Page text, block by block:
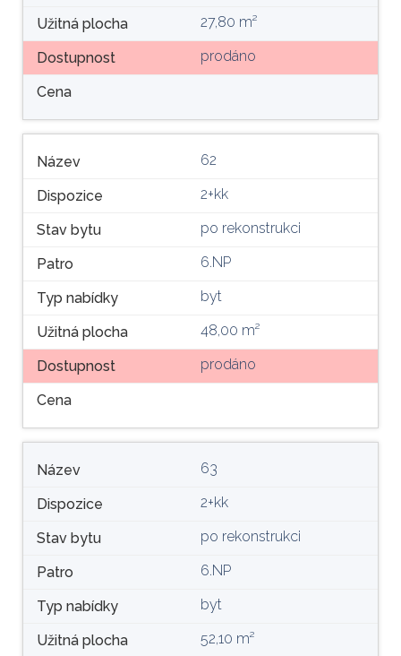
Užitná plocha 27,80 m²
Dostupnost prodáno
Cena
Název 62
Dispozice 2+kk
Stav bytu po rekonstrukci
Patro 6.NP
Typ nabídky byt
Užitná plocha 48,00 m²
Dostupnost prodáno
Cena
Název 63
Dispozice 2+kk
Stav bytu po rekonstrukci
Patro 6.NP
Typ nabídky byt
Užitná plocha 52,10 m²